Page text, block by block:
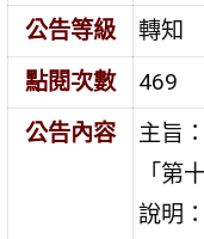
公告等級
轉知
點閱次數
469
公告內容
主旨
「第
說明：